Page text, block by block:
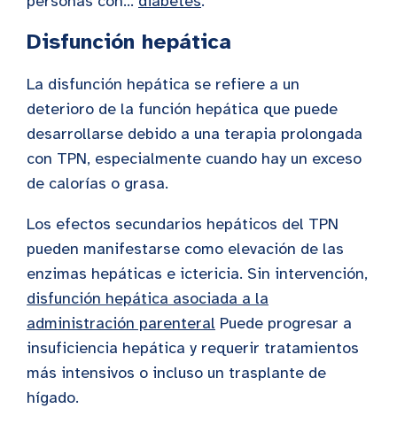
Disfunción hepática
La disfunción hepática se refiere a un
deterioro de la función hepática que puede
desarrollarse debido a una terapia prolongada
con TPN, especialmente cuando hay un exceso
de calorías o grasa.
Los efectos secundarios hepáticos del TPN
pueden manifestarse como elevación de las
enzimas hepáticas e ictericia. Sin intervención,
disfunción hepática asociada a la
administración parenteral Puede progresar a
insuficiencia hepática y requerir tratamientos
más intensivos o incluso un trasplante de
hígado.